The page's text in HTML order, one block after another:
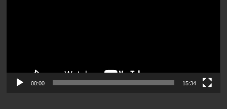
00:00 15:34